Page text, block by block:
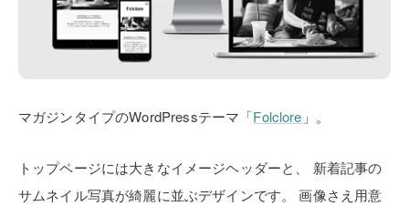
マガジンタイプのWordPressテーマ「Folclore 」。
トップページには大きなイメージヘッダーと、
新着記事の
サムネイル写真が綺麗に並ぶデザインです。
画像さえ用意